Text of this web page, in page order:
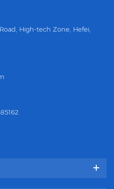
High-tech Zone, Hefei,